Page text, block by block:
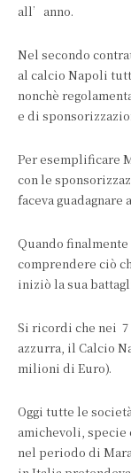
all’anno.
Nel secondo
al calcio Napoli
nonchè
e di
Per esemplificare
con le
faceva guadagnare
Quando finalmente
comprendere ciò
iniziò la sua
Si ricordi che nei 7
azzurra, il Calcio
milioni di Euro).
Oggi tutte le
amichevoli,
nel periodo di